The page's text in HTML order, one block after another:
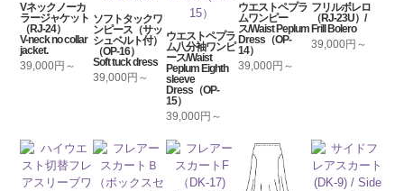
Vネックノーカ
ラージャケット
（RJ-24）
V-neck no collar
jacket.
39,000円～
ソフトタックワ
ンピース（サッ
シュベルト付）
（OP-16）
Soft tuck dress
39,000円～
ウエストペプラ
ム八分袖ワンピ
ース/Waist
Peplum Eighth
sleeve
Dress（OP-
15）
39,000円～
ウエストペプラ
ムワンピー
ス/Waist Peplum
Dress（OP-
14）
39,000円～
フリルボレロ
（RJ-23U）/
Frill Bolero
39,000円～